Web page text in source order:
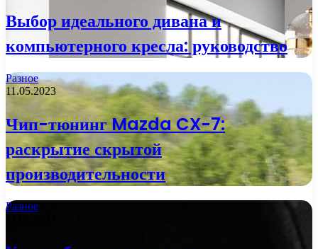
Выбор идеального дивана и
компьютерного кресла: руководство
Разное
11.05.2023
Чип-тюнинг Mazda CX-7:
раскрытие скрытой
производительности
Разное